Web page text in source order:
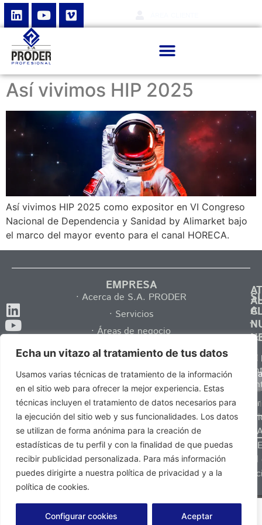
Echa un vitazo al tratamiento de tus datos
Usamos varias técnicas de tratamiento de la información
en el sitio web para ofrecer la mejor experiencia. Estas
técnicas incluyen el tratamiento de datos necesarios para
la ejecución del sitio web y sus funcionalidades. Los datos
se utilizan de forma anónima para la creación de
estadísticas de tu perfil y con la finalidad de que puedas
recibir publicidad personalizada. Para más información
puedes dirigirte a nuestra política de privacidad y a la
política de cookies.
Configurar cookies Aceptar
Así vivimos HIP 2025
Así vivimos HIP 2025 como expositor en VI Congreso
Nacional de Dependencia y Sanidad by Alimarket bajo
el marco del mayor evento para el canal HORECA.
+34
937
132
025
info@saproder.com
EMPRESA
· Acerca de S.A. PRODER
· Servicios
· Áreas de negocio
· Catálogos
· Talento
·
· Ser
de
·
A
Aviso Legal Política de
Privacidad
Política de Cookies